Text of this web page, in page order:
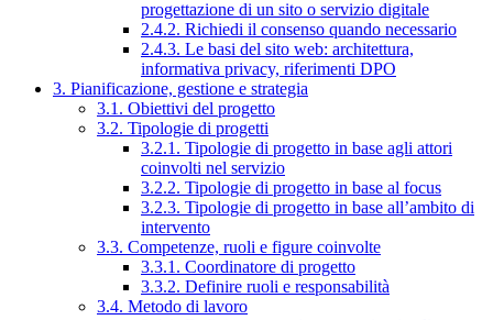
progettazione di un sito o servizio digitale
2.4.2. Richiedi il consenso quando necessario
2.4.3. Le basi del sito web: architettura,
informativa privacy, riferimenti DPO
3. Pianificazione, gestione e strategia
3.1. Obiettivi del progetto
3.2. Tipologie di progetti
3.2.1. Tipologie di progetto in base agli attori
coinvolti nel servizio
3.2.2. Tipologie di progetto in base al focus
3.2.3. Tipologie di progetto in base all’ambito di
intervento
3.3. Competenze, ruoli e figure coinvolte
3.3.1. Coordinatore di progetto
3.3.2. Definire ruoli e responsabilità
3.4. Metodo di lavoro